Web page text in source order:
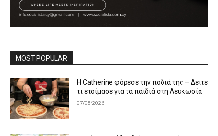
MOST POPULAR
Η Catherine φόρεσε την ποδιά της – Δείτε
τι ετοίμασε για τα παιδιά στη Λευκωσία
07/08/2026